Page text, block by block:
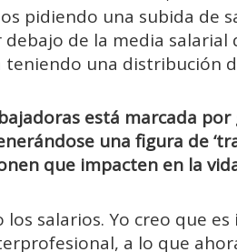
pidiendo una subida de
de la media
una distribución
está marcada
una figura de
que impacten en la
salarios. Yo creo que
a lo que